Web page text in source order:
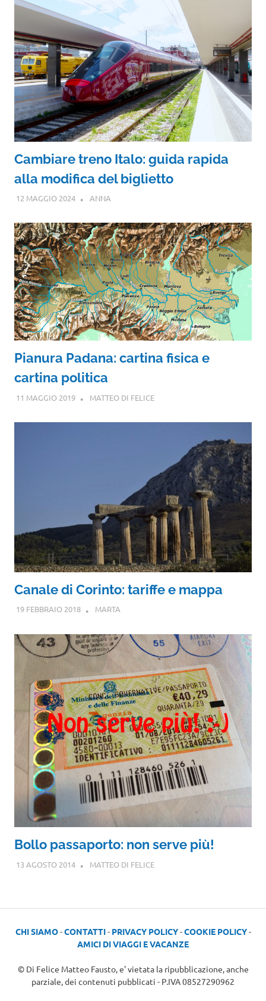
Cambiare treno Italo: guida rapida
alla modifica del biglietto
12 MAGGIO 2024 ANNA
Pianura Padana: cartina fisica e
cartina politica
11 MAGGIO 2019 MATTEO DI FELICE
Canale di Corinto: tariffe e mappa
19 FEBBRAIO 2018 MARTA
Bollo passaporto: non serve più!
13 AGOSTO 2014 MATTEO DI FELICE
CHI SIAMO-CONTATTI- PRIVACY POLICY-COOKIE POLICY-
AMICI DI VIAGGI E VACANZE
© Di Felice Matteo Fausto, e' vietata la ripubblicazione, anche
parziale, dei contenuti pubblicati - P.IVA 08527290962